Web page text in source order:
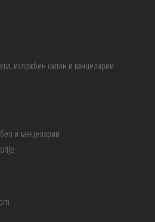
изложбен салон и канцеларии
и канцеларии